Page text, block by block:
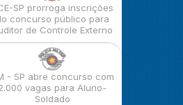
SP prorroga inscrições
concurso público para
de Controle Externo
- SP abre concurso com
vagas para Aluno-
Soldado